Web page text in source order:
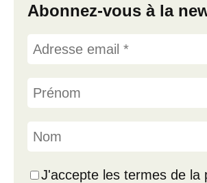
Abonnez-vous à la
J'accepte les termes de la